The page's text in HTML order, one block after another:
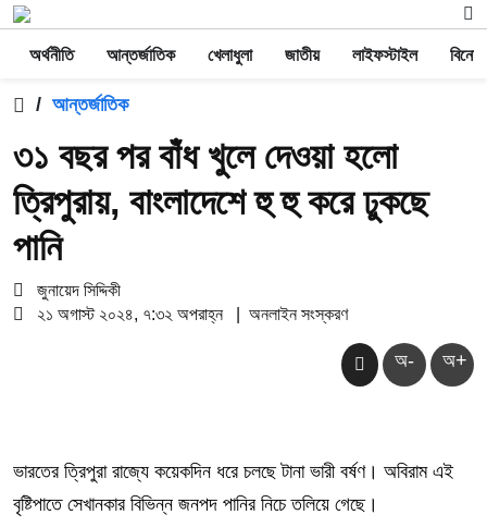
অর্থনীতি আন্তর্জাতিক খেলাধুলা জাতীয় লাইফস্টাইল
/ আন্তর্জাতিক
৩১ বছর পর বাঁধ খুলে দেওয়া হলো
ত্রিপুরায়, বাংলাদেশে হু হু করে ঢুকছে
পানি
জুনায়েদ সিদ্দিকী
২১ অগাস্ট ২০২৪, ৭:৩২ অপরাহ্ন
অনলাইন সংস্করণ
অ- অ+
ভারতের ত্রিপুরা রাজ্যে কয়েকদিন ধরে চলছে টানা ভারী বর্ষণ। অবিরাম এই
বৃষ্টিপাতে সেখানকার বিভিন্ন জনপদ পানির নিচে তলিয়ে গেছে।